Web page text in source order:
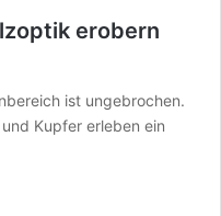
erobern
ist ungebrochen.
Kupfer erleben ein